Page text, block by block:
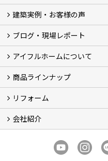
イベント
モデルハウス見学
建築実例・お客様の声
建築実例
お客様の声
ブログ・現場レポート
ブログ
現場レポート
アイフルホームについて
アイフルホームについて (5)
商品ラインナップ
商品ラインナップ
リフォーム
まるごと断熱リフォーム
イベント情報
施工事例
会社紹介
スタッフ紹介
個人情報保護方針